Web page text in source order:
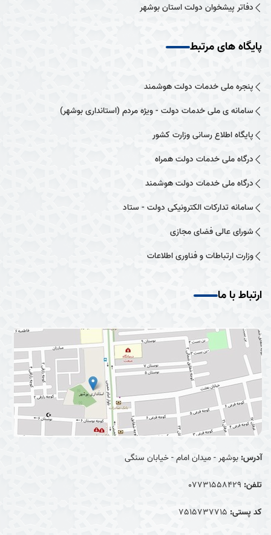
دفاتر پیشخوان دولت استان بوشهر
پایگاه های مرتبط
پنجره ملی خدمات دولت هوشمند
سامانه ی ملی خدمات دولت - ویژه مردم (استانداری بوشهر)
پایگاه اطلاع رسانی وزارت کشور
درگاه ملی خدمات دولت همراه
درگاه ملی خدمات دولت هوشمند
سامانه تدارکات الکترونیکی دولت - ستاد
شورای عالی فضای مجازی
وزارت ارتباطات و فناوری اطلاعات
ارتباط با ما
آدرس: بوشهر - میدان امام - خیابان سنگی
تلفن: 07731558429
کد پستی: 7515737715